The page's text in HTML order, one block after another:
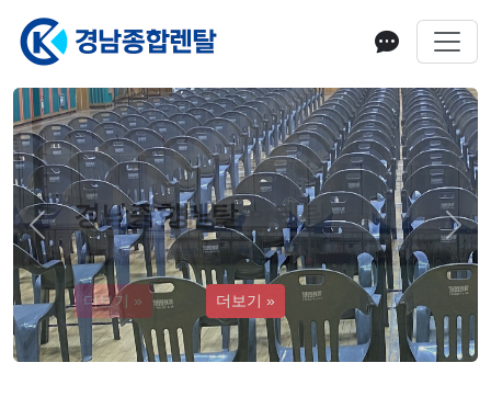
경남종합렌탈
더보기 »
Previous Next